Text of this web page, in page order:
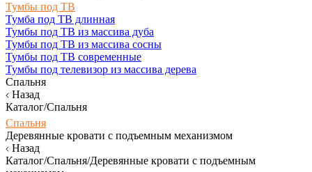
Тумбы под ТВ
Тумба под ТВ длинная
Тумбы под ТВ из массива дуба
Тумбы под ТВ из массива сосны
Тумбы под ТВ современные
Тумбы под телевизор из массива дерева
Спальня
Назад
Каталог/Спальня
Спальня
Деревянные кровати с подъемным механизмом
Назад
Каталог/Спальня/Деревянные кровати с подъемным